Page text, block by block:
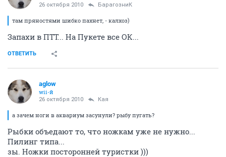
26 октября 2010 БарагозниК
там пряностями шибко пахнет, - калхоз)
Запахи в ПТТ... На Пукете все ОК...
ОТВЕТИТЬ
aglow
wii-й
26 октября 2010 Кая
а зачем ноги в аквариум засунули? рыбу пугать?
Рыбки объедают то, что ножкам уже не нужно...
Пилинг типа...
зы. Ножки посторонней туристки )))